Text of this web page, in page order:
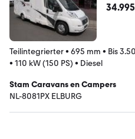
Teilintegrierter• 695 mm • Bis
• 110 kW (150 PS) • Diesel
Stam Caravans en Campers
NL-8081PX ELBURG